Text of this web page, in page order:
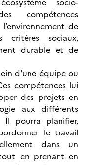
socio-
compétences
de
critères sociaux,
durable et de
d'une équipe ou
compétences lui
des projets en
aux différents
Il pourra planifier,
le travail
dans un
en prenant en